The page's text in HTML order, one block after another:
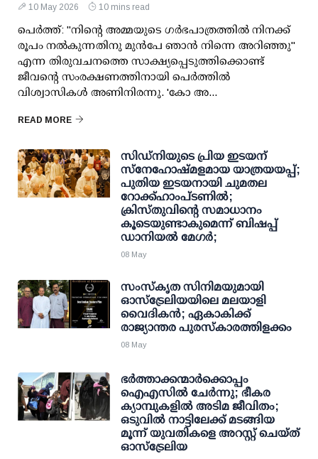
10 May 2026 10 mins read
പെർത്ത്: "നിന്റെ അമ്മയുടെ ഗർഭപാത്രത്തിൽ നിനക്ക്
രൂപം നൽകുന്നതിനു മുൻപേ ഞാൻ നിന്നെ അറിഞ്ഞു"
എന്ന തിരുവചനത്തെ സാക്ഷ്യപ്പെടുത്തിക്കൊണ്ട്
ജീവന്റെ സംരക്ഷണത്തിനായി പെർത്തിൽ
വിശ്വാസികൾ അണിനിരന്നു. 'കോ അ...
READ MORE
സിഡ്‌നിയുടെ പ്രിയ ഇടയന്
സ്നേഹോഷ്മളമായ യാത്രയയപ്പ്;
പുതിയ ഇട‌യനായി ചുമതല
റോക്ക്‌ഹാംപ്ടണിൽ;
ക്രിസ്തുവിന്റെ സമാധാനം
കൂടെയുണ്ടാകുമെന്ന് ബിഷപ്പ്
ഡാനിയൽ മേഗർ;
08 May
സംസ്‌കൃത സിനിമയുമായി
ഓസ്‌ട്രേലിയയിലെ മലയാളി
വൈദികൻ; ഏകാകിക്ക്
രാജ്യാന്തര പുരസ്‌കാരത്തിളക്കം
08 May
ഭർത്താക്കന്മാർക്കൊപ്പം
ഐഎസിൽ ചേർന്നു; ഭീകര
ക്യാമ്പുകളിൽ അടിമ ജീവിതം;
ഒടുവിൽ നാട്ടിലേക്ക് മടങ്ങിയ
മൂന്ന് യുവതികളെ അറസ്റ്റ് ചെയ്ത്
ഓസ്ട്രേലിയ